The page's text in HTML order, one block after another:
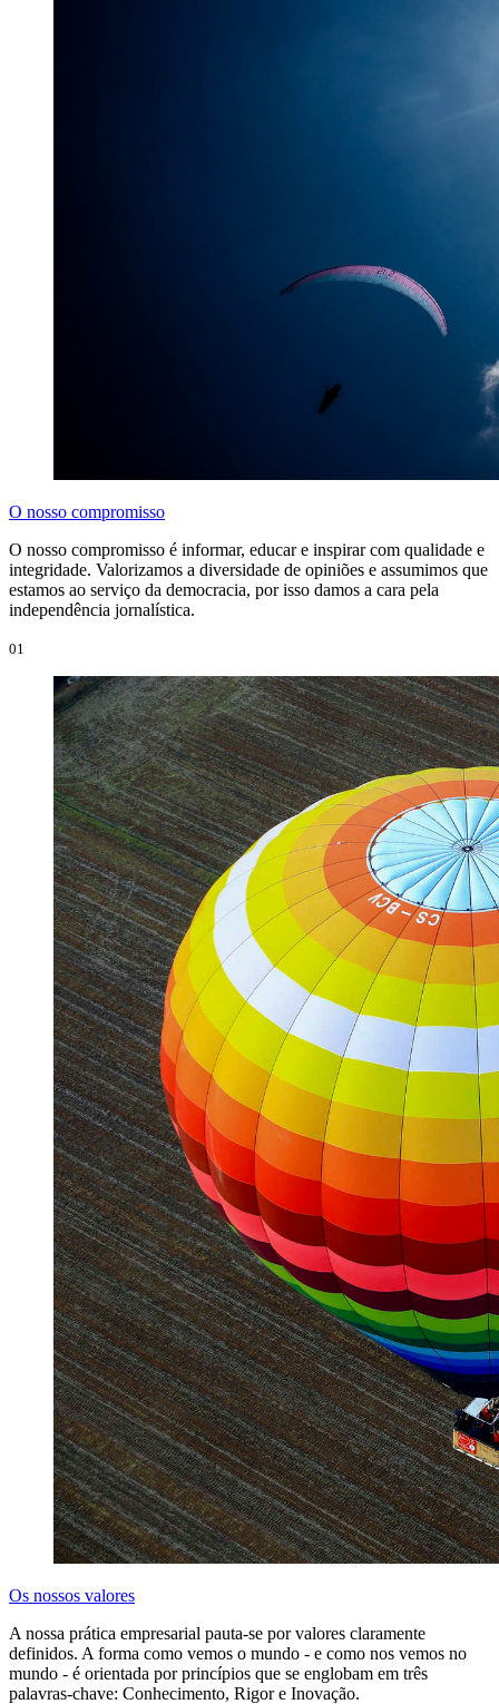
O nosso compromisso
O nosso compromisso é informar, educar e inspirar com qualidade e
integridade. Valorizamos a diversidade de opiniões e assumimos que
estamos ao serviço da democracia, por isso damos a cara pela
independência jornalística.
01
Os nossos valores
A nossa prática empresarial pauta-se por valores claramente
definidos. A forma como vemos o mundo - e como nos vemos no
mundo - é orientada por princípios que se englobam em três
palavras-chave: Conhecimento, Rigor e Inovação.